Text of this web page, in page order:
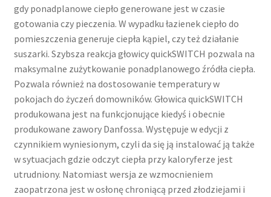
gdy ponadplanowe ciepło generowane jest w czasie
gotowania czy pieczenia. W wypadku łazienek ciepło do
pomieszczenia generuje ciepła kąpiel, czy też działanie
suszarki. Szybsza reakcja głowicy quickSWITCH pozwala na
maksymalne zużytkowanie ponadplanowego źródła ciepła.
Pozwala również na dostosowanie temperatury w
pokojach do życzeń domowników. Głowica quickSWITCH
produkowana jest na funkcjonujące kiedyś i obecnie
produkowane zawory Danfossa. Występuje w edycji z
czynnikiem wyniesionym, czyli da się ją instalować ją także
w sytuacjach gdzie odczyt ciepła przy kaloryferze jest
utrudniony. Natomiast wersja ze wzmocnieniem
zaopatrzona jest w osłonę chroniącą przed złodziejami i